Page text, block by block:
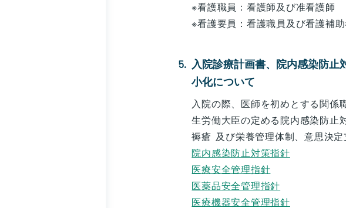
※看護職員：看護師及び准看護師
※看護要員：看護職員及び看護補
入院診療計画書、院内感染防
小化について
入院の際、医師を初めとする関係
生労働大臣の定める院内感染防止
褥瘡 及び栄養管理体制、意思決定
院内感染防止対策指針
医療安全管理指針
医薬品安全管理指針
医療機器安全管理指針